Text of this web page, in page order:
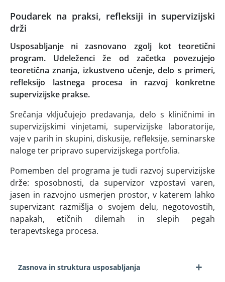
Poudarek na praksi, refleksiji in supervizijski
drži
Usposabljanje ni zasnovano zgolj kot teoretični
program. Udeleženci že od začetka povezujejo
teoretična znanja, izkustveno učenje, delo s primeri,
refleksijo lastnega procesa in razvoj konkretne
supervizijske prakse.
Srečanja vključujejo predavanja, delo s kliničnimi in
supervizijskimi vinjetami, supervizijske laboratorije,
vaje v parih in skupini, diskusije, refleksije, seminarske
naloge ter pripravo supervizijskega portfolia.
Pomemben del programa je tudi razvoj supervizijske
drže: sposobnosti, da supervizor vzpostavi varen,
jasen in razvojno usmerjen prostor, v katerem lahko
supervizant razmišlja o svojem delu, negotovostih,
napakah, etičnih dilemah in slepih pegah
terapevtskega procesa.
Zasnova in struktura usposabljanja +